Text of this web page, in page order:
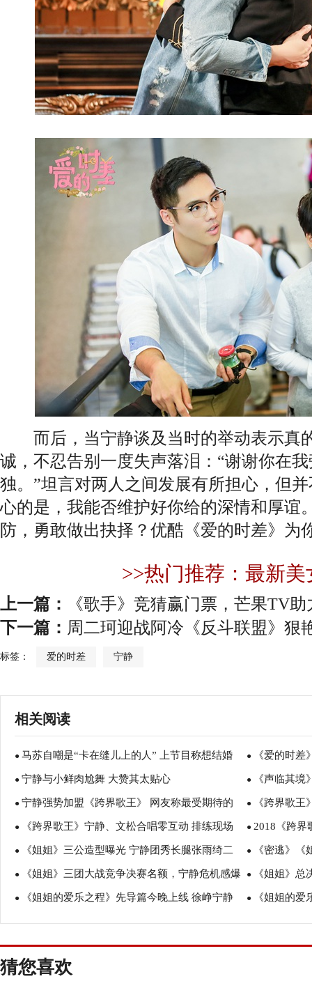
而后，当宁静谈及当时的举动表示真
诚，不忍告别一度失声落泪：“谢谢你在
独。”坦言对两人之间发展有所担心，但
心的是，我能否维护好你给的深情和厚谊
防，勇敢做出抉择？优酷《爱的时差》为
>>热门推荐：最新美
上一篇：
《歌手》竞猜赢门票，芒果TV
下一篇： 周二珂迎战阿冷《反斗联盟》狠
标签： 爱的时差 宁静
相关阅读
● 马苏自嘲是“卡在缝儿上的人” 上节目称想结婚 ● 《爱的时
杆
● 宁静与小鲜肉尬舞 大赞其太贴心 ● 《声临其
代”
● 宁静强势加盟《跨界歌王》 网友称最受期待的
声音终于上线
● 《跨界歌
冷静的大玉
● 《跨界歌王》宁静、文松合唱零互动 排练现场
竟遇“滑铁卢”？
● 2018《跨界
顶？
● 《姐姐》三公造型曝光 宁静团秀长腿张雨绮二
次元
● 《密逃》
幂张雨绮合
● 《姐姐》三团大战竞争决赛名额，宁静危机感爆
棚黄龄受伤
● 《姐姐》
● 《姐姐的爱乐之程》先导篇今晚上线 徐峥宁静
互爆料
● 《姐姐的
当队长
猜您喜欢